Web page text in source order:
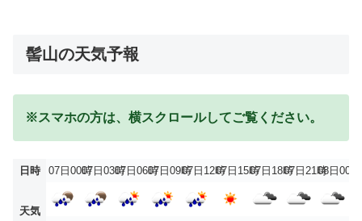
髻山の天気予報
※スマホの方は、横スクロールしてご覧ください。
日時 07日00時07日03時07日06時07日09時07日12時07日15時07日18時07日21時08日00時
天気